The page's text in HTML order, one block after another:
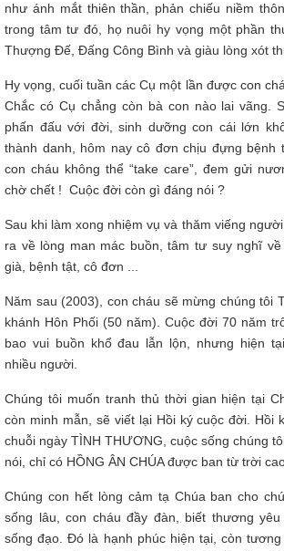
như ánh mắt thiên thần, phản chiếu niềm
trong tâm tư đó, họ nuôi hy vọng một phần
Thượng Đế, Đấng Công Bình và giàu lòng xót
Hy vọng, cuối tuần các Cụ một lần được con
Chắc có Cụ chẳng còn bà con nào lai vãng.
phấn đấu với đời, sinh dưỡng con cái lớn
thành danh, hôm nay cô đơn chịu đựng bệnh
con cháu không thể “take care”, đem gửi
chờ chết ! Cuộc đời còn gì đáng nói ?
Sau khi làm xong nhiệm vụ và thăm viếng
ra về lòng man mác buồn, tâm tư suy nghĩ
già, bệnh tật, cô đơn ...
Năm sau (2003), con cháu sẽ mừng chúng tôi
khánh Hôn Phối (50 năm). Cuộc đời 70 năm
bao vui buồn khổ đau lẫn lộn, nhưng hiện
nhiều người.
Chúng tôi muốn tranh thủ thời gian hiện tại
còn minh mẫn, sẽ viết lại Hồi ký cuộc đời. Hồi
chuỗi ngày TÌNH THƯƠNG, cuộc sống chúng
nói, chỉ có HỒNG ÂN CHÚA được ban từ trời
Chúng con hết lòng cảm tạ Chúa ban cho
sống lâu, con cháu đầy đàn, biết thương
sống đạo. Đó là hạnh phúc hiện tại, còn